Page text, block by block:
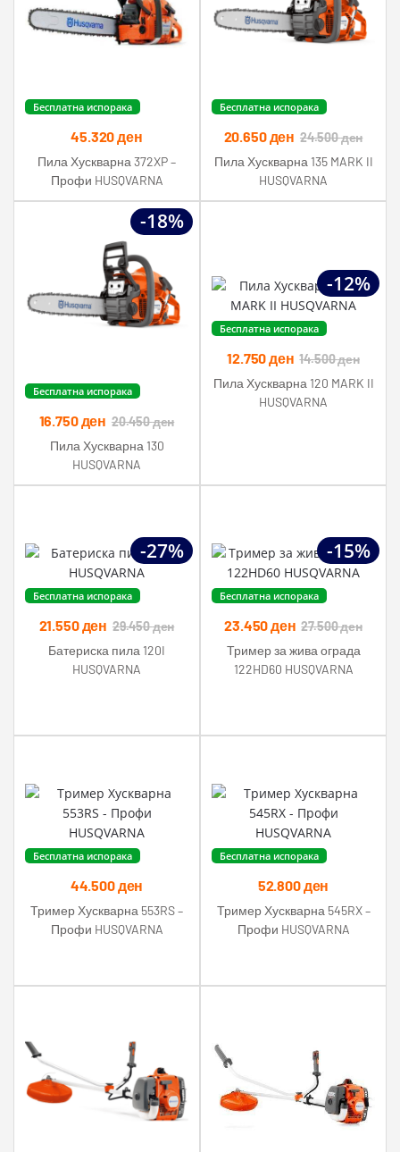
Бесплатна испорака
45.320ден
Пила Хускварна 372XP –
Профи HUSQVARNA
Бесплатна испорака
20.650ден 24.500ден
Пила Хускварна 135 MARK II
HUSQVARNA
-18%
Бесплатна испорака
16.750ден 20.450ден
Пила Хускварна 130
HUSQVARNA
-12%
Бесплатна испорака
12.750ден 14.500ден
Пила Хускварна 120 MARK II
HUSQVARNA
-27%
Бесплатна испорака
21.550ден 29.450ден
Батериска пила 120I
HUSQVARNA
-15%
Бесплатна испорака
23.450ден 27.500ден
Тример за жива ограда
122HD60 HUSQVARNA
Бесплатна испорака
44.500ден
Тример Хускварна 553RS –
Профи HUSQVARNA
Бесплатна испорака
52.800ден
Тример Хускварна 545RX –
Профи HUSQVARNA